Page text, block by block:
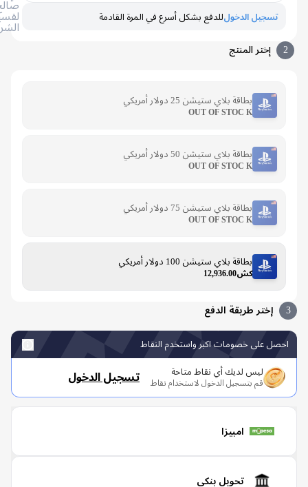
صالح
لقسيمة
تسجيل الدخول للدفع بشكل أسرع في المرة القادمة
إختر المنتج
بطاقة بلاي ستيشن 25 دولار أمريكي
OUT OF STOC K
بطاقة بلاي ستيشن 50 دولار أمريكي
OUT OF STOC K
بطاقة بلاي ستيشن 75 دولار أمريكي
OUT OF STOC K
بطاقة بلاي ستيشن 100 دولار أمريكي
كش12,936.00
إختر طريقة الدفع
على خصومات اكبر واستخدم النقاط
ليس لديك أي نقاط متاحة
قم بتسجيل الدخول لاستخدام نقاط تسجيل الدخول
امبيزا
تحويل بنكي